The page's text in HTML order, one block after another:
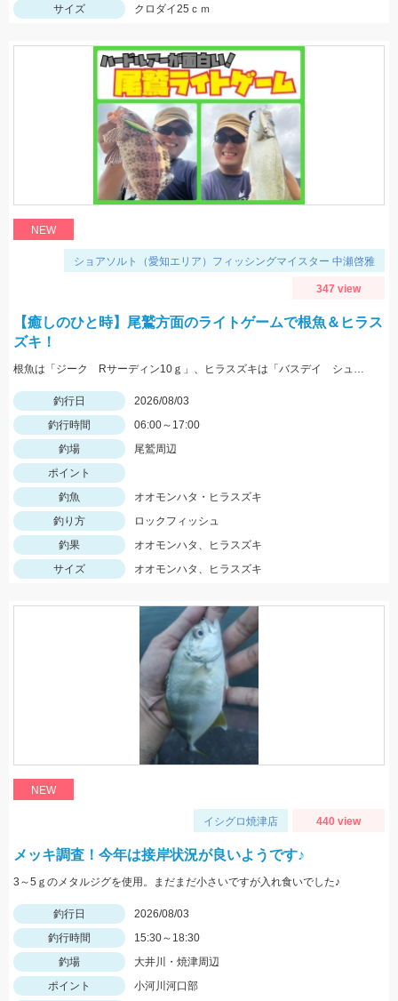
サイズ クロダイ25ｃｍ
NEW
ショアソルト（愛知エリア）フィッシングマイスター 中瀬啓雅
347 view
【癒しのひと時】尾鷲方面のライトゲームで根魚＆ヒラス
ズキ！
根魚は「ジーク Rサーディン10ｇ」、ヒラスズキは「バスデイ シュガペン70Ｆ」が好調！
釣行日
2026/08/03
釣行時間
06:00～17:00
釣場
尾鷲周辺
ポイント
釣魚
オオモンハタ・ヒラスズキ
釣り方
ロックフィッシュ
釣果
オオモンハタ、ヒラスズキ
サイズ
オオモンハタ、ヒラスズキ
NEW
イシグロ焼津店 440 view
メッキ調査！今年は接岸状況が良いようです♪
3～5ｇのメタルジグを使用。まだまだ小さいですが入れ食いでした♪
釣行日
2026/08/03
釣行時間
15:30～18:30
釣場
大井川・焼津周辺
ポイント
小河川河口部